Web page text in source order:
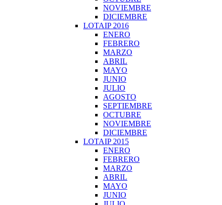
NOVIEMBRE
DICIEMBRE
LOTAIP 2016
ENERO
FEBRERO
MARZO
ABRIL
MAYO
JUNIO
JULIO
AGOSTO
SEPTIEMBRE
OCTUBRE
NOVIEMBRE
DICIEMBRE
LOTAIP 2015
ENERO
FEBRERO
MARZO
ABRIL
MAYO
JUNIO